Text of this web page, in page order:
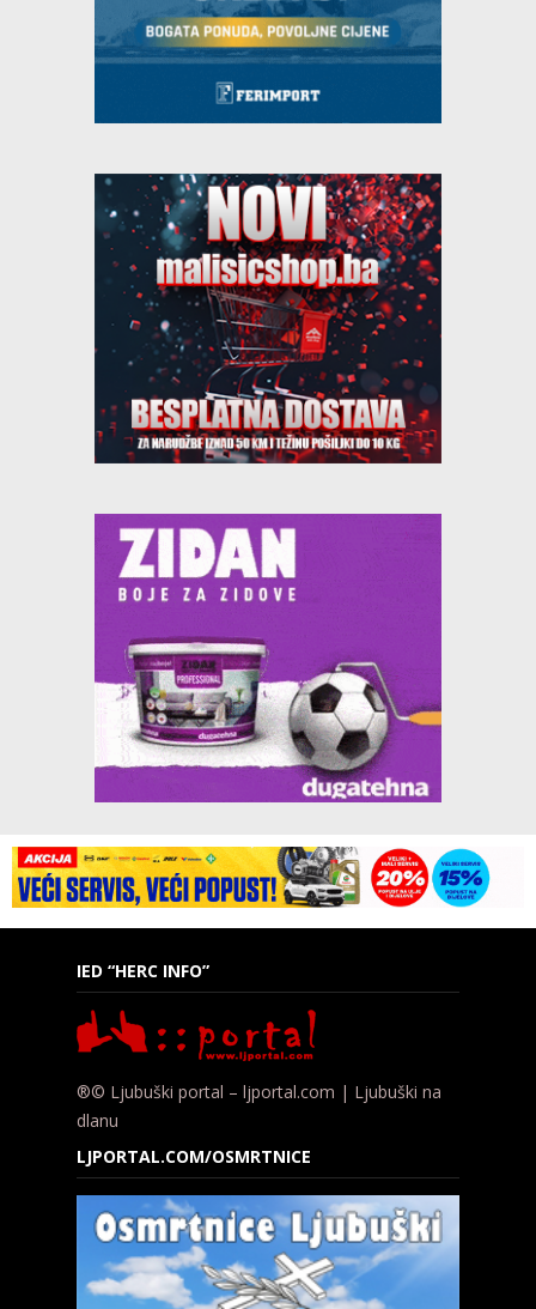
IED “HERC INFO”
®© Ljubuški portal – ljportal.com | Ljubuški na
dlanu
LJPORTAL.COM/OSMRTNICE